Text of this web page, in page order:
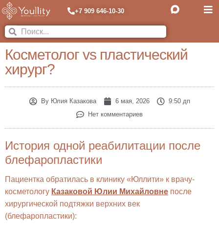
+7 909 646-10-30
Косметолог vs пластический
хирург?
ByЮлия Казакова 6 мая, 2026
9:50 дп
Нет комментариев
История одной реабилитации после
блефаропластики
Пациентка обратилась в клинику «Юллити» к врачу-
косметологу Казаковой Юлии Михайловне после
хирургической подтяжки верхних век
(блефаропластики):